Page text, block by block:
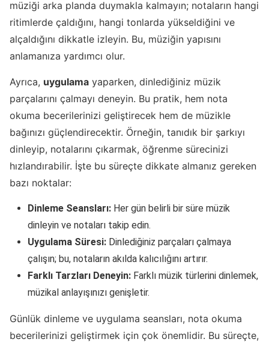
müziği arka planda duymakla kalmayın; notaların hangi
ritimlerde çaldığını, hangi tonlarda yükseldiğini ve
alçaldığını dikkatle izleyin. Bu, müziğin yapısını
anlamanıza yardımcı olur.
Ayrıca, uygulama yaparken, dinlediğiniz müzik
parçalarını çalmayı deneyin. Bu pratik, hem nota
okuma becerilerinizi geliştirecek hem de müzikle
bağınızı güçlendirecektir. Örneğin, tanıdık bir şarkıyı
dinleyip, notalarını çıkarmak, öğrenme sürecinizi
hızlandırabilir. İşte bu süreçte dikkate almanız gereken
bazı noktalar:
Dinleme Seansları: Her gün belirli bir süre müzik
dinleyin ve notaları takip edin.
Uygulama Süresi: Dinlediğiniz parçaları çalmaya
çalışın; bu, notaların akılda kalıcılığını artırır.
Farklı Tarzları Deneyin: Farklı müzik türlerini dinlemek,
müzikal anlayışınızı genişletir.
Günlük dinleme ve uygulama seansları, nota okuma
becerilerinizi geliştirmek için çok önemlidir. Bu süreçte,